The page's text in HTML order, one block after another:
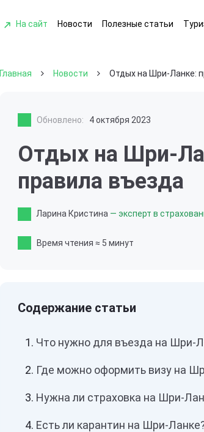
На сайт Новости Полезные статьи
Главная Новости Отдых на Шри-Ланке:
Обновлено: 4 октября 2023
Отдых на Шри-
правила въезда
Ларина Кристина — эксперт в
Время чтения ≈ 5 минут
Что нужно для въезда на Шри-
Где можно оформить визу на
Нужна ли страховка на Шри-
Есть ли карантин на Шри-